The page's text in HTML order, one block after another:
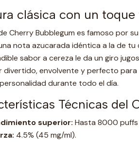
clásica con un
Cherry Bubblegum es famoso por
nota azucarada idéntica a la de tu
sabor a cereza le da un giro
divertido, envolvente y perfecto
durante todo el día.
Técnicas del
superior: Hasta 8000
4.5% (45 mg/ml).